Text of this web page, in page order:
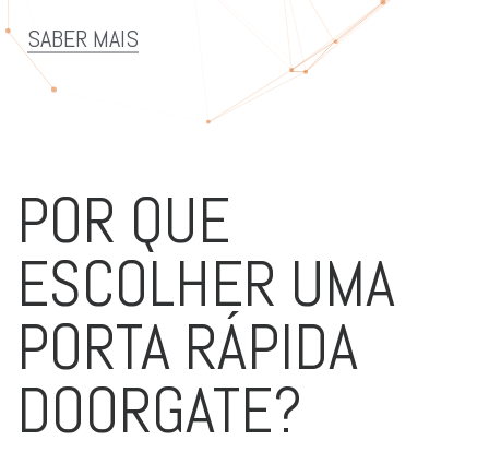
SABER MAIS
POR QUE
ESCOLHER UMA
PORTA RÁPIDA
DOORGATE?